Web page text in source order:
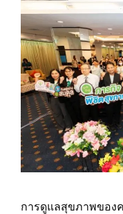
การดูแลสุขภาพของ